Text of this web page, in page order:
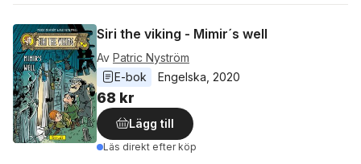
Siri the viking - Mimir´s well
Av Patric Nyström
E-bok
Engelska 2020
68 kr
Lägg till
Läs direkt efter köp